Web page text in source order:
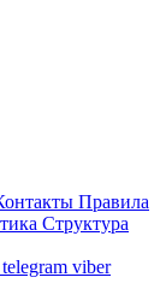
Правила
Структура
telegram viber